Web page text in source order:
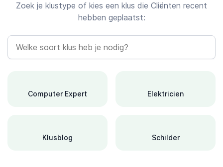
Zoek je klustype of kies een klus die Cliënten recent
hebben geplaatst:
Computer Expert Elektricien
Klusblog Schilder